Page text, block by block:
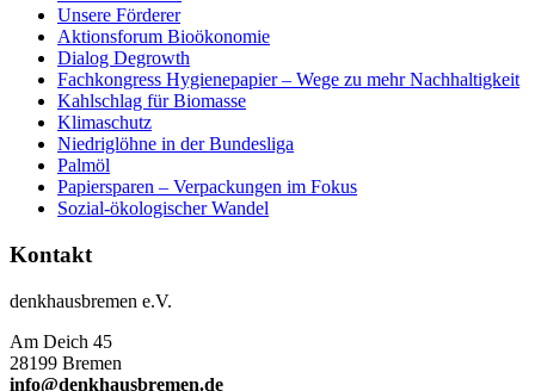
Unsere Förderer
Aktionsforum Bioökonomie
Dialog Degrowth
Fachkongress Hygienepapier – Wege zu mehr Nachhaltigkeit
Kahlschlag für Biomasse
Klimaschutz
Niedriglöhne in der Bundesliga
Palmöl
Papiersparen – Verpackungen im Fokus
Sozial-ökologischer Wandel
Kontakt
denkhausbremen e.V.
Am Deich 45
28199 Bremen
info@denkhausbremen.de